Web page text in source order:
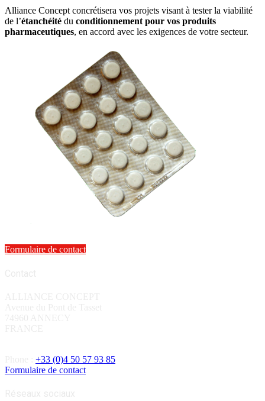
Alliance Conceptconcrétisera vos projets visant à tester la viabilité
de l’étanchéité du conditionnement pour vos produits
pharmaceutiques, en accord avec les exigences de votre secteur.
Formulaire de contact
+33 (0)4 50 57 93 85
Formulaire de contact